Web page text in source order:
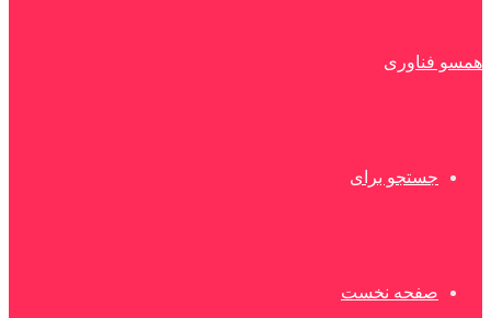
همسو فناوری
جستجو برای
صفحه نخست